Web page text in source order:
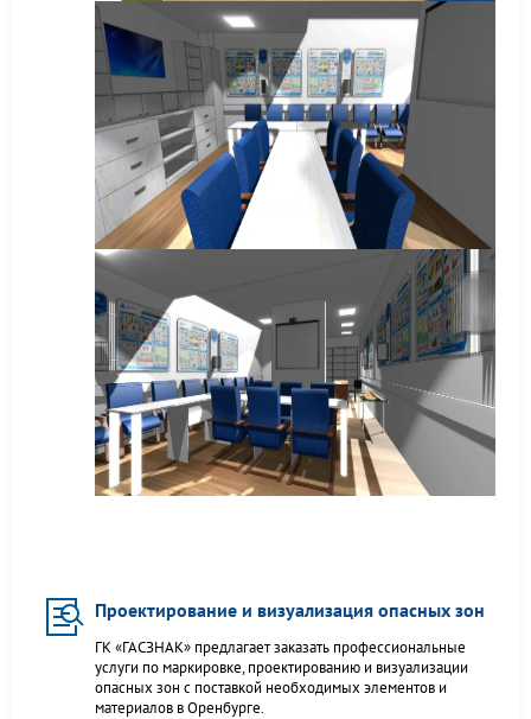
Проектирование и визуализация опасных зон
ГК «ГАСЗНАК» предлагает заказать профессиональные
услуги по маркировке, проектированию и визуализации
опасных зон с поставкой необходимых элементов и
материалов в Оренбурге.